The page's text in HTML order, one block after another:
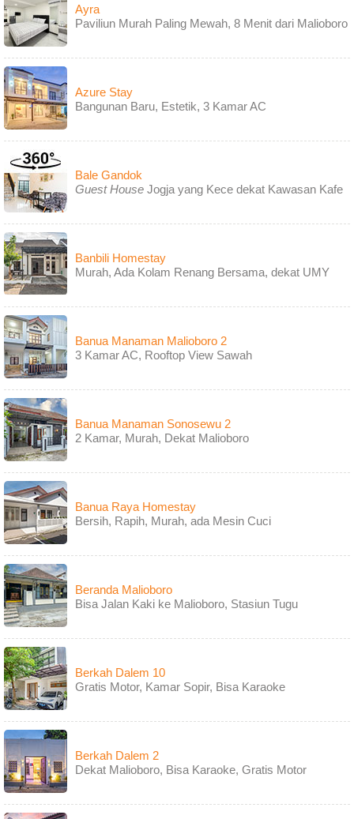
Ayra
Paviliun Murah Paling Mewah, 8 Menit dari Malioboro
Azure Stay
Bangunan Baru, Estetik, 3 Kamar AC
Bale Gandok
Guest House Jogja yang Kece dekat Kawasan Kafe
Banbili Homestay
Murah, Ada Kolam Renang Bersama, dekat UMY
Banua Manaman Malioboro 2
3 Kamar AC, Rooftop View Sawah
Banua Manaman Sonosewu 2
2 Kamar, Murah, Dekat Malioboro
Banua Raya Homestay
Bersih, Rapih, Murah, ada Mesin Cuci
Beranda Malioboro
Bisa Jalan Kaki ke Malioboro, Stasiun Tugu
Berkah Dalem 10
Gratis Motor, Kamar Sopir, Bisa Karaoke
Berkah Dalem 2
Dekat Malioboro, Bisa Karaoke, Gratis Motor